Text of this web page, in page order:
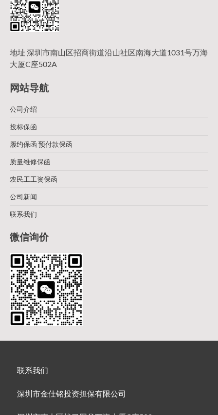
地址 深圳市南山区招商街道沿山社区南海大道1031号万海
大厦C座502A
网站导航
公司介绍
投标保函
履约保函 预付款保函
质量维修保函
农民工工资保函
公司新闻
联系我们
微信询价
联系我们
深圳市金仕铭投资担保有限公司